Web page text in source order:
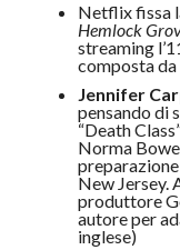
Netflix fissa
Hemlock
streaming
composta da
Jennifer
pensando di
“Death
Norma
New Jersey.
produttore
autore per
inglese)